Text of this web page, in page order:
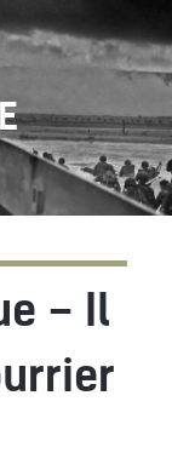
– Il